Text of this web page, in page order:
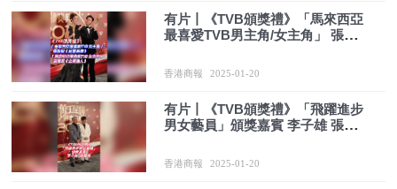
有片丨《TVB頒獎禮》「馬來西亞
最喜愛TVB男主角/女主角」 張振
香港商報 2025-01-20
有片丨《TVB頒獎禮》「飛躍進步
男女藝員」頒獎嘉賓 李子雄 張耀
香港商報 2025-01-20